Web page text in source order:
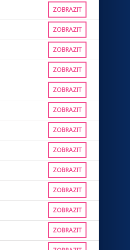
ZOBRAZIT
ZOBRAZIT
ZOBRAZIT
ZOBRAZIT
ZOBRAZIT
ZOBRAZIT
ZOBRAZIT
ZOBRAZIT
ZOBRAZIT
ZOBRAZIT
ZOBRAZIT
ZOBRAZIT